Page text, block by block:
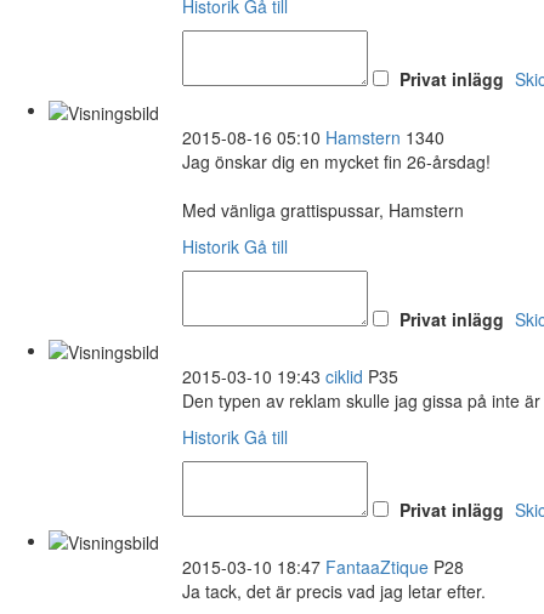
Historik Gå till
Privat inlägg
2015-08-16 05:10 Hamstern 1340
Jag önskar dig en mycket fin 26-årsdag!
Med vänliga grattispussar, Hamstern
Historik Gå till
Privat inlägg
2015-03-10 19:43 ciklid P35
Den typen av reklam skulle jag gissa på inte
Historik Gå till
Privat inlägg
2015-03-10 18:47 FantaaZtique P28
Ja tack, det är precis vad jag letar efter.